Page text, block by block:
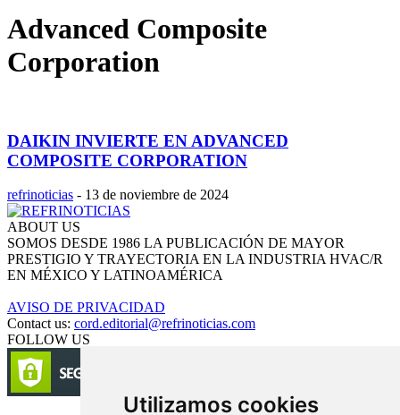
Utilizamos cookies
Advanced Composite
Corporation
DAIKIN INVIERTE EN ADVANCED
COMPOSITE CORPORATION
refrinoticias - 13 de noviembre de 2024
ABOUT US
SOMOS DESDE 1986 LA PUBLICACIÓN DE MAYOR
PRESTIGIO Y TRAYECTORIA EN LA INDUSTRIA HVAC/R
EN MÉXICO Y LATINOAMÉRICA
AVISO DE PRIVACIDAD
Contact us: cord.editorial@refrinoticias.com
FOLLOW US